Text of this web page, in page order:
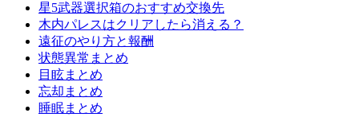
星5武器選択箱のおすすめ交換先
木内パレスはクリアしたら消える？
遠征のやり方と報酬
状態異常まとめ
目眩まとめ
忘却まとめ
睡眠まとめ